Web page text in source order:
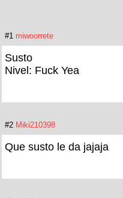
#1 miwoorrete
Susto
Nivel: Fuck Yea
#2 Miki210398
Que susto le da jajaja